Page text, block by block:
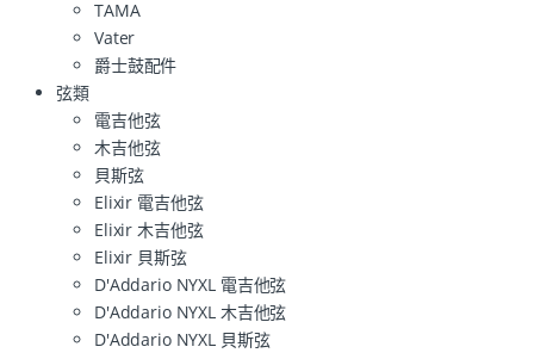
TAMA
Vater
爵士鼓配件
弦類
電吉他弦
木吉他弦
貝斯弦
Elixir 電吉他弦
Elixir 木吉他弦
Elixir 貝斯弦
D'Addario NYXL 電吉他弦
D'Addario NYXL 木吉他弦
D'Addario NYXL 貝斯弦